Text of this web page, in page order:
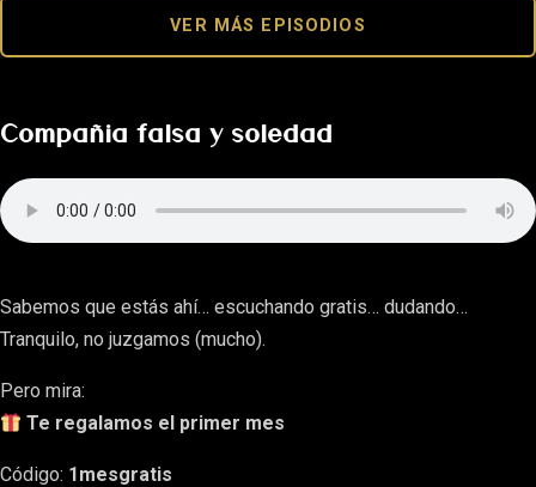
VER MÁS EPISODIOS
Compañia falsa y soledad
Sabemos que estás ahí… escuchando gratis… dudando…
Tranquilo, no juzgamos (mucho).
Pero mira:
Te regalamos el primer mes
Código: 1mesgratis